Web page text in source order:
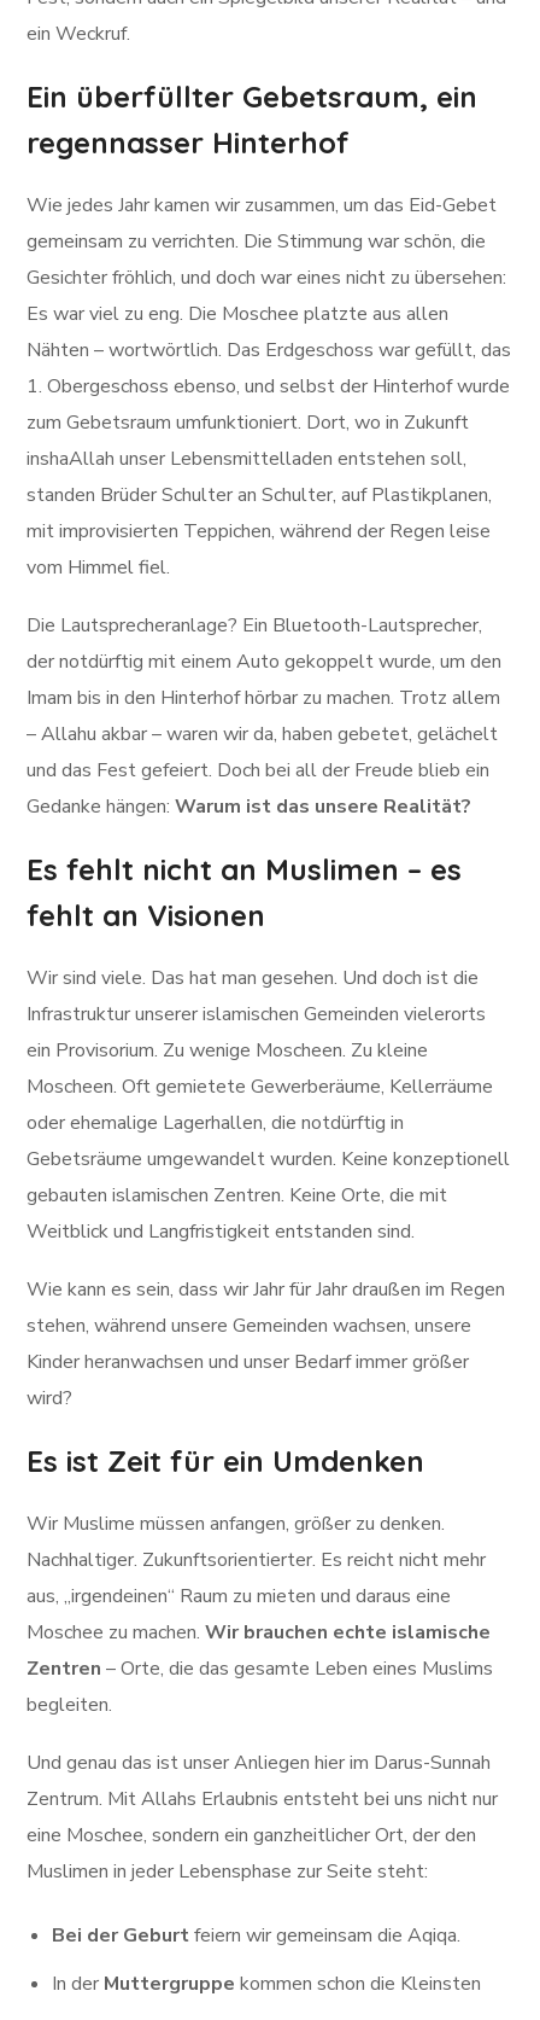
ein Weckruf.
Ein überfüllter Gebetsraum, ein
regennasser Hinterhof
Wie jedes Jahr kamen wir zusammen, um das Eid-Gebet
gemeinsam zu verrichten. Die Stimmung war schön, die
Gesichter fröhlich, und doch war eines nicht zu übersehen:
Es war viel zu eng. Die Moschee platzte aus allen
Nähten – wortwörtlich. Das Erdgeschoss war gefüllt, das
1. Obergeschoss ebenso, und selbst der Hinterhof wurde
zum Gebetsraum umfunktioniert. Dort, wo in Zukunft
inshaAllah unser Lebensmittelladen entstehen soll,
standen Brüder Schulter an Schulter, auf Plastikplanen,
mit improvisierten Teppichen, während der Regen leise
vom Himmel fiel.
Die Lautsprecheranlage? Ein Bluetooth-Lautsprecher,
der notdürftig mit einem Auto gekoppelt wurde, um den
Imam bis in den Hinterhof hörbar zu machen. Trotz allem
– Allahu akbar – waren wir da, haben gebetet, gelächelt
und das Fest gefeiert. Doch bei all der Freude blieb ein
Gedanke hängen:Warum ist das unsere Realität?
Es fehlt nicht an Muslimen – es
fehlt an Visionen
Wir sind viele. Das hat man gesehen. Und doch ist die
Infrastruktur unserer islamischen Gemeinden vielerorts
ein Provisorium. Zu wenige Moscheen. Zu kleine
Moscheen. Oft gemietete Gewerberäume, Kellerräume
oder ehemalige Lagerhallen, die notdürftig in
Gebetsräume umgewandelt wurden. Keine konzeptionell
gebauten islamischen Zentren. Keine Orte, die mit
Weitblick und Langfristigkeit entstanden sind.
Wie kann es sein, dass wir Jahr für Jahr draußen im Regen
stehen, während unsere Gemeinden wachsen, unsere
Kinder heranwachsen und unser Bedarf immer größer
wird?
Es ist Zeit für ein Umdenken
Wir Muslime müssen anfangen, größer zu denken.
Nachhaltiger. Zukunftsorientierter. Es reicht nicht mehr
aus, „irgendeinen“ Raum zu mieten und daraus eine
Moschee zu machen.Wir brauchen echte islamische
Zentren – Orte, die das gesamte Leben eines Muslims
begleiten.
Und genau das ist unser Anliegen hier im Darus-Sunnah
Zentrum. Mit Allahs Erlaubnis entsteht bei uns nicht nur
eine Moschee, sondern ein ganzheitlicher Ort, der den
Muslimen in jeder Lebensphase zur Seite steht:
Bei der Geburtfeiern wir gemeinsam die Aqiqa.
In der Muttergruppe kommen schon die Kleinsten